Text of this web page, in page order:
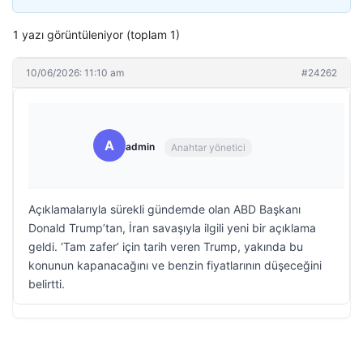
1 yazı görüntüleniyor (toplam 1)
10/06/2026: 11:10 am #24262
A admin Anahtar yönetici
Açıklamalarıyla sürekli gündemde olan ABD Başkanı
Donald Trump’tan, İran savaşıyla ilgili yeni bir açıklama
geldi. ‘Tam zafer’ için tarih veren Trump, yakında bu
konunun kapanacağını ve benzin fiyatlarının düşeceğini
belirtti.